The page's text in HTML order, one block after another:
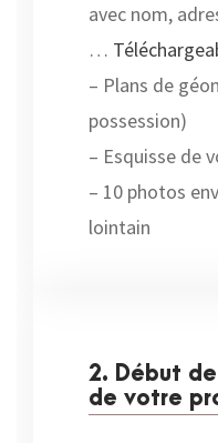
avec nom,
…
– Plans de
possession)
– Esquisse de
– 10 photos
lointain
2. Début
de votre